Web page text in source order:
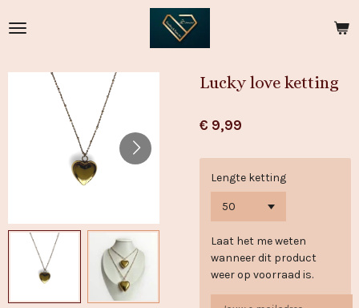
direct
hoofdinhoud
Lucky love ketting
€ 9,99
Lengte ketting
Laat het me weten
wanneer dit product
weer op voorraad is.